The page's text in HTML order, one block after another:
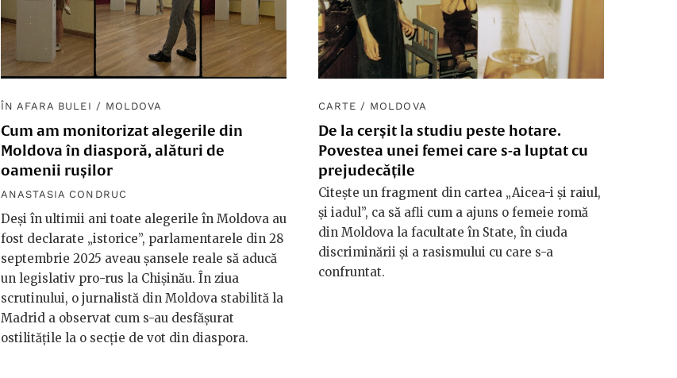
ÎN AFARA BULEI / MOLDOVA
Cum am monitorizat alegerile din
Moldova în diasporă, alături de
oamenii rușilor
ANASTASIA CONDRUC
Deși în ultimii ani toate alegerile în Moldova au
fost declarate „istorice”, parlamentarele din 28
septembrie 2025 aveau șansele reale să aducă
un legislativ pro-rus la Chișinău. În ziua
scrutinului, o jurnalistă din Moldova stabilită la
Madrid a observat cum s-au desfășurat
ostilitățile la o secție de vot din diaspora.
CARTE / MOLDOVA
De la cerșit la studiu peste hotare.
Povestea unei femei care s-a luptat cu
prejudecățile
Citește un fragment din cartea „Aicea-i și raiul,
și iadul”, ca să afli cum a ajuns o femeie romă
din Moldova la facultate în State, în ciuda
discriminării și a rasismului cu care s-a
confruntat.